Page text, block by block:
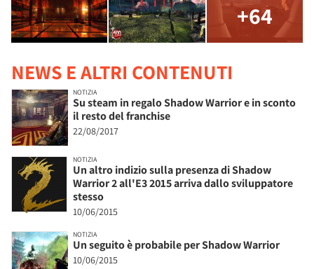
+64
NEWS E ALTRI CONTENUTI
NOTIZIA
Su steam in regalo Shadow Warrior e in sconto
il resto del franchise
22/08/2017
NOTIZIA
Un altro indizio sulla presenza di Shadow
Warrior 2 all'E3 2015 arriva dallo sviluppatore
stesso
10/06/2015
NOTIZIA
Un seguito è probabile per Shadow Warrior
10/06/2015